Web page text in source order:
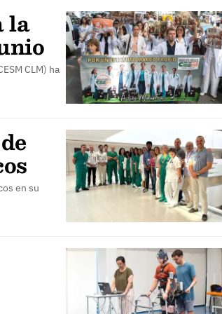
la
CLM) ha
en su